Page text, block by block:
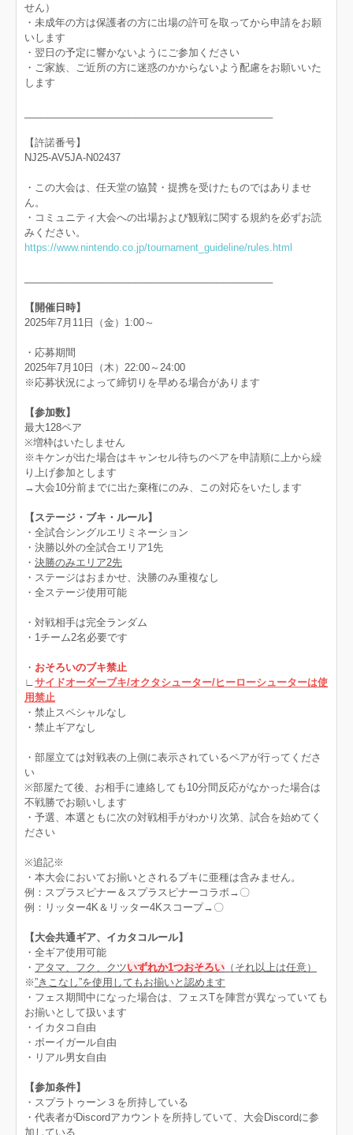
せん）
・未成年の方は保護者の方に出場の許可を取ってから申請をお願
いします
・翌日の予定に響かないようにご参加ください
・ご家族、ご近所の方に迷惑のかからないよう配慮をお願いいた
します
【許諾番号】
NJ25-AV5JA-N02437
・この大会は、任天堂の協賛・提携を受けたものではありませ
ん。
・コミュニティ大会への出場および観戦に関する規約を必ずお読
みください。
https://www.nintendo.co.jp/tournament_guideline/rules.html
【開催日時】
2025年7月11日（金）1:00～
・応募期間
2025年7月10日（木）22:00～24:00
※応募状況によって締切りを早める場合があります
【参加数】
最大128ペア
※増枠はいたしません
※キケンが出た場合はキャンセル待ちのペアを申請順に上から繰
り上げ参加とします
→大会10分前までに出た棄権にのみ、この対応をいたします
【ステージ・ブキ・ルール】
・全試合シングルエリミネーション
・決勝以外の全試合エリア1先
・ 決勝のみエリア2先
・ステージはおまかせ、決勝のみ重複なし
・全ステージ使用可能
・対戦相手は完全ランダム
・1チーム2名必要です
・ おそろいのブキ禁止
∟ サイドオーダーブキ/オクタシューター/ヒーローシューターは使
用禁止
・禁止スペシャルなし
・禁止ギアなし
・部屋立ては対戦表の上側に表示されているペアが行ってくださ
い
※部屋たて後、お相手に連絡しても10分間反応がなかった場合は
不戦勝でお願いします
・予選、本選ともに次の対戦相手がわかり次第、試合を始めてく
ださい
※追記※
・本大会においてお揃いとされるブキに亜種は含みません。
例：スプラスピナー＆スプラスピナーコラボ→〇
例：リッター4K＆リッター4Kスコープ→〇
【大会共通ギア、イカタコルール】
・全ギア使用可能
・ アタマ、フク、クツいずれか1つおそろい （それ以上は任意）
※”きこなし”を使用してもお揃いと認めます
・フェス期間中になった場合は、フェスTを陣営が異なっていても
お揃いとして扱います
・イカタコ自由
・ボーイガール自由
・リアル男女自由
【参加条件】
・スプラトゥーン３を所持している
・代表者がDiscordアカウントを所持していて、大会Discordに参
加している